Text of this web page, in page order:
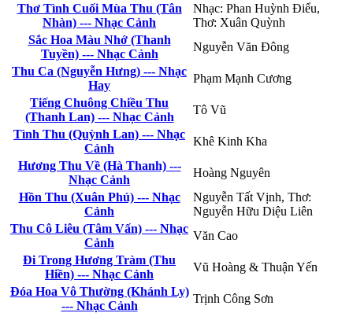
Thơ Tình Cuối Mùa Thu (Tân
Nhàn) --- Nhạc Cảnh
Nhạc: Phan Huỳnh Điểu,
Thơ: Xuân Quỳnh
Sắc Hoa Màu Nhớ (Thanh
Tuyền) --- Nhạc Cảnh
Nguyễn Văn Đông
Thu Ca (Nguyễn Hưng) --- Nhạc
Hay
Phạm Mạnh Cương
Tiếng Chuông Chiều Thu
(Thanh Lan) --- Nhạc Cảnh
Tô Vũ
Tình Thu (Quỳnh Lan) --- Nhạc
Cảnh
Khê Kinh Kha
Hương Thu Về (Hà Thanh) ---
Nhạc Cảnh
Hoàng Nguyên
Hồn Thu (Xuân Phú) --- Nhạc
Cảnh
Nguyễn Tất Vịnh, Thơ:
Nguyễn Hữu Diệu Liên
Thu Cô Liêu (Tâm Vấn) --- Nhạc
Cảnh
Văn Cao
Đi Trong Hương Tràm (Thu
Hiền) --- Nhạc Cảnh
Vũ Hoàng & Thuận Yến
Đóa Hoa Vô Thường (Khánh Ly)
--- Nhạc Cảnh
Trịnh Công Sơn